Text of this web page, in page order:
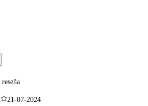
reseña
21-07-2024